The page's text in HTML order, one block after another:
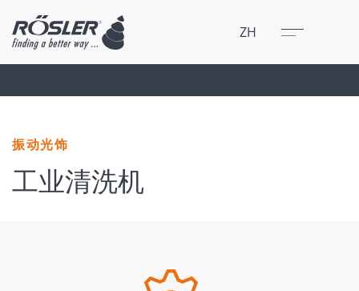
ZH 菜单
关闭
振动光饰
工业清洗机